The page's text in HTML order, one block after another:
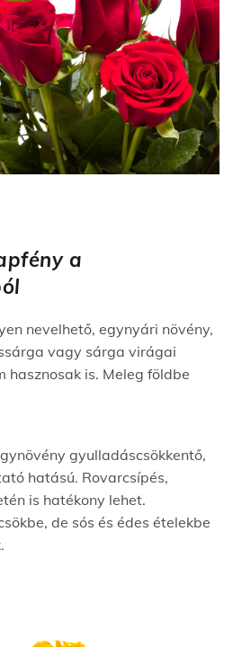
a
nevelhető, egynyári növény,
vagy sárga virágai
hasznosak is. Meleg földbe
gyulladáscsökkentő,
hatású. Rovarcsípés,
is hatékony lehet.
de sós és édes ételekbe